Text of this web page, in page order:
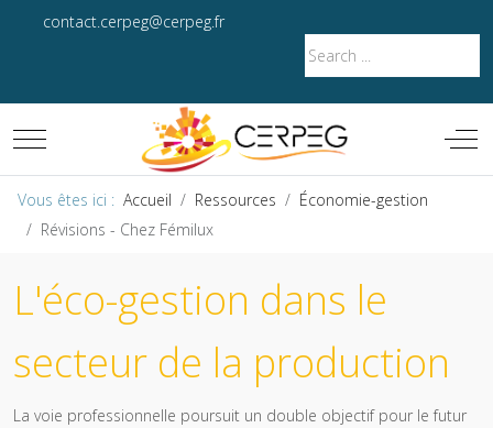
contact.cerpeg@cerpeg.fr
Mobile Menu Toggle Off-
Vous êtes ici : Accueil Ressources
Économie-gestion
Révisions - Chez Fémilux
L'éco-gestion dans le
secteur de la production
La voie professionnelle poursuit un double objectif pour le futur